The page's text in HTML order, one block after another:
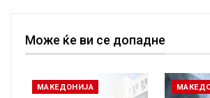
Може ќе ви се допадне
МАКЕДОНИЈА